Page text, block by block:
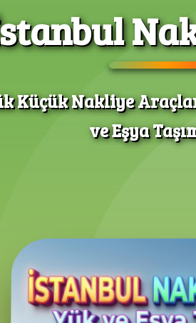
Küçük Nakliye
ve Eşya
İstanbul Nakliyat Servisi